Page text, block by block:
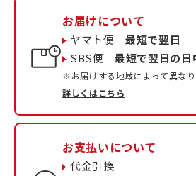
お届けについて
ヤマト便最短で翌日
SBS便最短で翌日の日
※お届けする地域によって異なり
詳しくはこちら
お支払いについて
代金引換